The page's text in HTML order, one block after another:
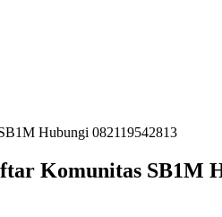
Hubungi 082119542813
Komunitas SB1M